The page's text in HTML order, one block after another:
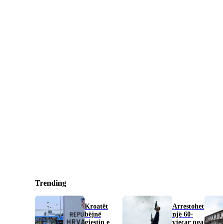
Trending
Kroatët
bëjnë
gjestin e
Arrestohet
një 60-
vjeçar nga